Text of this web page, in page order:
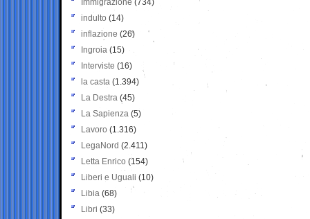
Immigrazione (734)
indulto (14)
inflazione (26)
Ingroia (15)
Interviste (16)
la casta (1.394)
La Destra (45)
La Sapienza (5)
Lavoro (1.316)
LegaNord (2.411)
Letta Enrico (154)
Liberi e Uguali (10)
Libia (68)
Libri (33)